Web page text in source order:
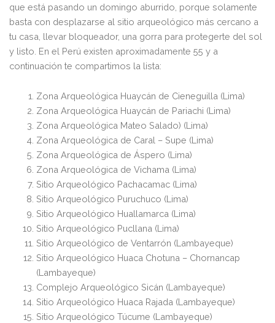
que está pasando un domingo aburrido, porque solamente
basta con desplazarse al sitio arqueológico más cercano a
tu casa, llevar bloqueador, una gorra para protegerte del sol
y listo. En el Perú existen aproximadamente 55 y a
continuación te compartimos la lista:
Zona Arqueológica Huaycán de Cieneguilla (Lima)
Zona Arqueológica Huaycán de Pariachi (Lima)
Zona Arqueológica Mateo Salado) (Lima)
Zona Arqueológica de Caral – Supe (Lima)
Zona Arqueológica de Áspero (Lima)
Zona Arqueológica de Vichama (Lima)
Sitio Arqueológico Pachacamac (Lima)
Sitio Arqueológico Puruchuco (Lima)
Sitio Arqueológico Huallamarca (Lima)
Sitio Arqueológico Pucllana (Lima)
Sitio Arqueológico de Ventarrón (Lambayeque)
Sitio Arqueológico Huaca Chotuna – Chornancap
(Lambayeque)
Complejo Arqueológico Sicán (Lambayeque)
Sitio Arqueológico Huaca Rajada (Lambayeque)
Sitio Arqueológico Túcume (Lambayeque)